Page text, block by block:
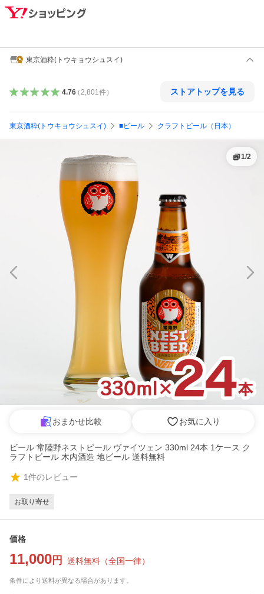
東京酒粋(トウキョウシュスイ)
4.76（ 2,801件） ストアトップを見る
東京酒粋(トウキョウシュスイ) ■ビール クラフトビール（日本）
1/2
おまかせ比較 お気に入り
ビール 常陸野ネストビール ヴァイツェン 330ml 24本 1ケース ク
ラフトビール 木内酒造 地ビール 送料無料
1件のレビュー
お取り寄せ
価格
11,000 円 送料無料 （全国一律）
条件により送料が異なる場合があります。